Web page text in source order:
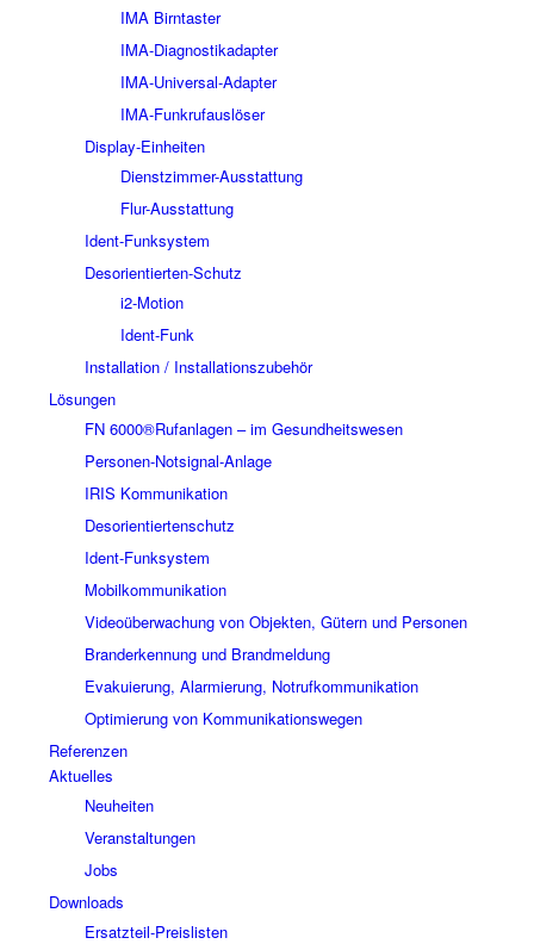
IMA Birntaster
IMA-Diagnostikadapter
IMA-Universal-Adapter
IMA-Funkrufauslöser
Display-Einheiten
Dienstzimmer-Ausstattung
Flur-Ausstattung
Ident-Funksystem
Desorientierten-Schutz
i2-Motion
Ident-Funk
Installation / Installationszubehör
Lösungen
FN 6000®Rufanlagen – im Gesundheitswesen
Personen-Notsignal-Anlage
IRIS Kommunikation
Desorientiertenschutz
Ident-Funksystem
Mobilkommunikation
Videoüberwachung von Objekten, Gütern und Personen
Branderkennung und Brandmeldung
Evakuierung, Alarmierung, Notrufkommunikation
Optimierung von Kommunikationswegen
Referenzen
Aktuelles
Neuheiten
Veranstaltungen
Jobs
Downloads
Ersatzteil-Preislisten